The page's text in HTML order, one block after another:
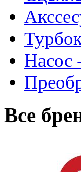
Насос
Все